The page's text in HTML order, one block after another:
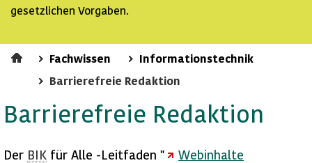
gesetzlichen Vorgaben.
Fachwissen
Informationstechnik
Barrierefreie Redaktion
Barrierefreie Redaktion
Der BIK für Alle -Leitfaden "
Webinhalte